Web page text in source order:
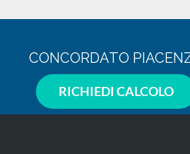
CONCORDATO
RICHIEDI CALCOLO